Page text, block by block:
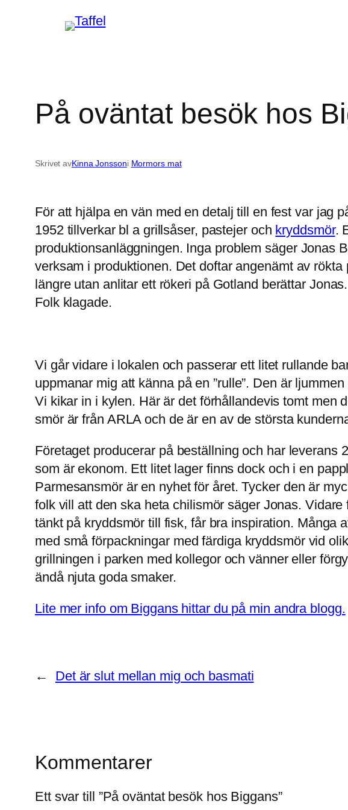
På oväntat besök hos
Skrivet avKinna Jonssoni Mormors mat
För att hjälpa en vän med en detalj till en fest var jag
1952 tillverkar bl a grillsåser, pastejer och kryddsmör.
produktionsanläggningen. Inga problem säger Jonas
verksam i produktionen. Det doftar angenämt av
längre utan anlitar ett rökeri på Gotland berättar
Folk klagade.
Vi går vidare i lokalen och passerar ett litet rullande
uppmanar mig att känna på en ”rulle”. Den är
Vi kikar in i kylen. Här är det förhållandevis tomt men
smör är från ARLA och de är en av de största
Företaget producerar på beställning och har
som är ekonom. Ett litet lager finns dock och i en
Parmesansmör är en nyhet för året. Tycker den är
folk vill att den ska heta chilismör säger Jonas.
tänkt på kryddsmör till fisk, får bra inspiration. Många
med små förpackningar med färdiga kryddsmör vid
grillningen i parken med kollegor och vänner eller
ändå njuta goda smaker.
Lite mer info om Biggans hittar du på min andra blogg.
← Det är slut mellan mig och basmati
Kommentarer
Ett svar till ”På oväntat besök hos Biggans”